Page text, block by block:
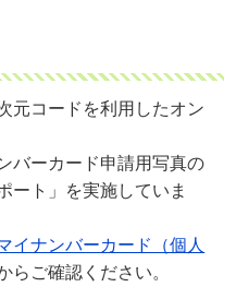
元コードを利用したオン
バーカード申請用写真の
ート」を実施していま
イナンバーカード（個人
らご確認ください。